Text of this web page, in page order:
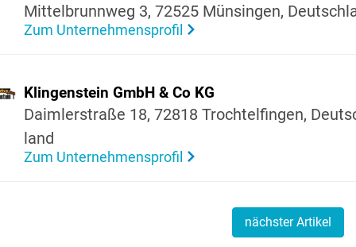
Mittel­brunnweg 3, 72525 Münsingen,
Zum Unternehmensprofil
Klin­gen­stein GmbH & Co KG
Daim­ler­straße 18, 72818 Troch­tel­fingen,
land
Zum Unternehmensprofil
nächster Artikel